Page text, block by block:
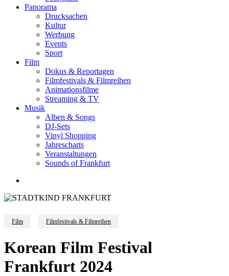
Panorama
Drucksachen
Kultur
Werbung
Events
Sport
Film
Dokus & Reportagen
Filmfestivals & Filmreihen
Animationsfilme
Streaming & TV
Musik
Alben & Songs
DJ-Sets
Vinyl Shopping
Jahrescharts
Veranstaltungen
Sounds of Frankfurt
Film Filmfestivals & Filmreihen
Korean Film Festival
Frankfurt 2024